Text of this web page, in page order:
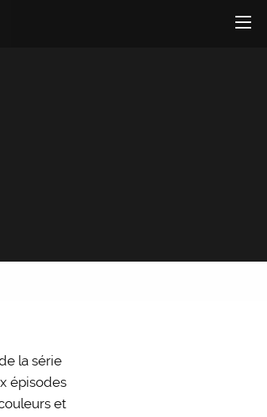
la série
épisodes
et